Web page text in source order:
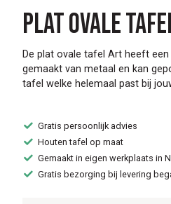
Plat ovale
De plat ovale tafel Art heeft
gemaakt van metaal en kan
tafel welke helemaal past bij
Gratis persoonlijk advies
Houten tafel op maat
Gemaakt in eigen werkplaats in
Gratis bezorging bij levering